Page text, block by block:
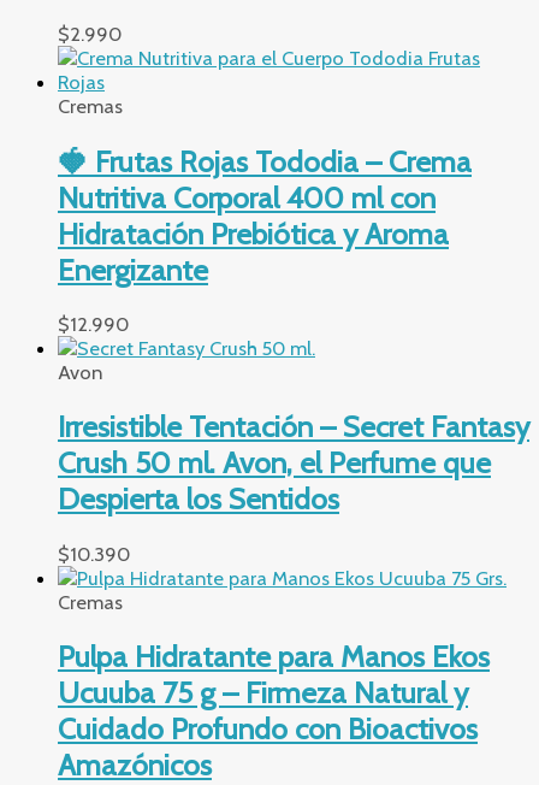
$2.990
Cremas
🍓 Frutas Rojas Tododia – Crema
Nutritiva Corporal 400 ml con
Hidratación Prebiótica y Aroma
Energizante
$12.990
Avon
Irresistible Tentación – Secret Fantasy
Crush 50 ml. Avon, el Perfume que
Despierta los Sentidos
$10.390
Cremas
Pulpa Hidratante para Manos Ekos
Ucuuba 75 g – Firmeza Natural y
Cuidado Profundo con Bioactivos
Amazónicos